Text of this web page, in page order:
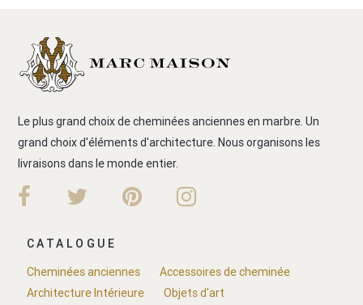
Le plus grand choix de cheminées anciennes en marbre. Un
grand choix d'éléments d'architecture. Nous organisons les
livraisons dans le monde entier.
CATALOGUE
Cheminées anciennes
Accessoires de cheminée
Architecture Intérieure
Objets d'art